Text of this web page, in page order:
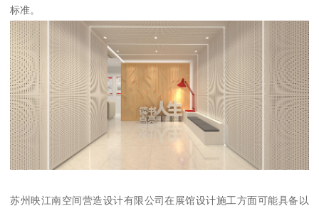
标准。
苏州映江南空间营造设计有限公司在展馆设计施工方面可能具备以